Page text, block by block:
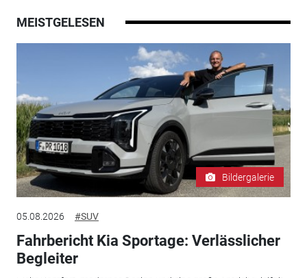
MEISTGELESEN
Bildergalerie
05.08.2026 #SUV
Fahrbericht Kia Sportage: Verlässlicher
Begleiter